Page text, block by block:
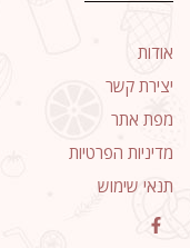
אודות
יצירת קשר
מפת אתר
מדיניות הפרטיות
תנאי שימוש